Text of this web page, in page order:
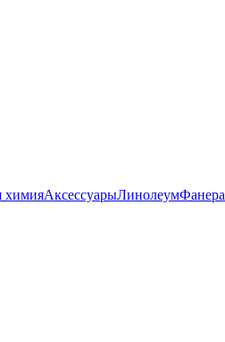
химияАксессуарыЛинолеумФанера